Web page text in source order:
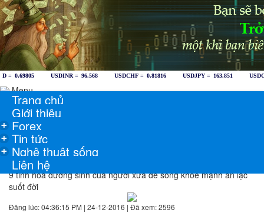
Menu
Trang chủ
Giới thiệu
+ Forex
+ Tin tức
+ Nghệ thuật sống
Liên hệ
9 tinh hoa dưỡng sinh của người xưa để sống khoẻ mạnh an lạc
suốt đời
Đăng lúc: 04:36:15 PM | 24-12-2016 | Đã xem: 2596